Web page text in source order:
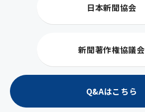
日本新聞協会
新聞著作権協議会
Q&Aはこちら